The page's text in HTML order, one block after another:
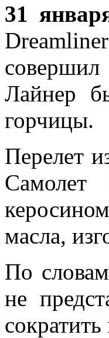
31
Лайнер
горчицы.
Перелет
Самолет
масла,
По словам
не